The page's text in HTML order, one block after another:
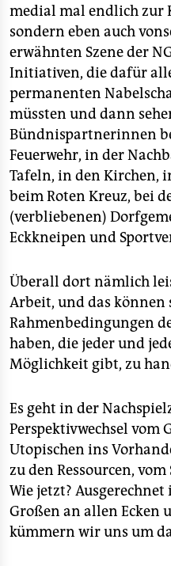
medial mal endlich zur
sondern eben auch
erwähnten Szene der
Initiativen, die dafür
permanenten
müssten und dann
Bündnispartnerinnen
Feuerwehr, in der
Tafeln, in den Kirchen,
beim Roten Kreuz, bei
(verbliebenen)
Eckkneipen und
Überall dort nämlich
Arbeit, und das können
Rahmenbedingungen
haben, die jeder und
Möglichkeit gibt, zu
Es geht in der
Perspektivwechsel vom
Utopischen ins
zu den Ressourcen,
Wie jetzt?
Großen an allen Ecken
kümmern wir uns um